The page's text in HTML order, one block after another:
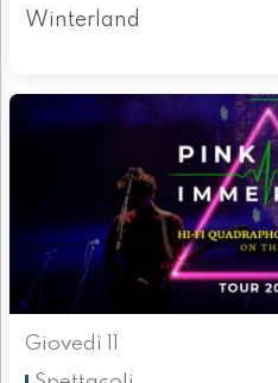
Winterland
Giovedì 11